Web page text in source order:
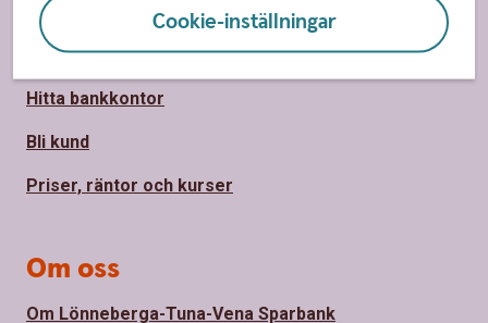
Cookie-inställningar
Kontakta oss
Spärrhjälp
Hitta bankkontor
Bli kund
Priser, räntor och kurser
Om oss
Om Lönneberga-Tuna-Vena Sparbank